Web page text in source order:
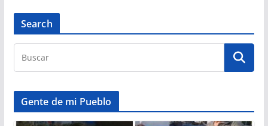
Search
Gente de mi Pueblo